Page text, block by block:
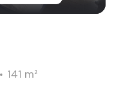
141 m²